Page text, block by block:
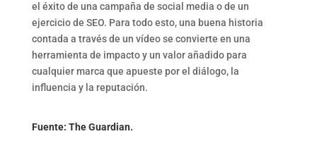
el éxito de una campaña de social media o de un
ejercicio de SEO. Para todo esto, una buena historia
contada a través de un vídeo se convierte en una
herramienta de impacto y un valor añadido para
cualquier marca que apueste por el diálogo, la
influencia y la reputación.
Fuente: The Guardian.